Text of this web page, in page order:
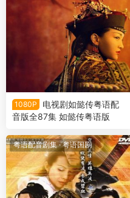
1080P
电视剧如懿传粤语配
音版全87集 如懿传粤语版
粤语配音剧集·粤语国剧